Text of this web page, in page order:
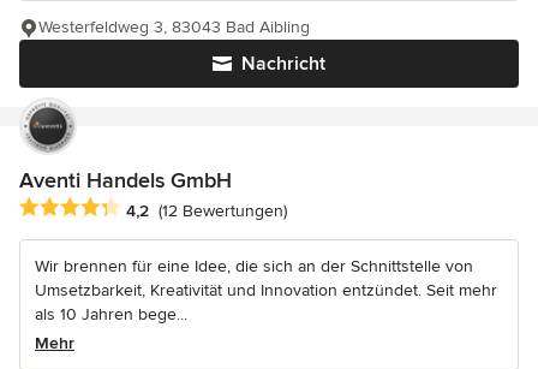
Nachricht
Westerfeldweg 3, 83043 Bad Aibling
Aventi Handels GmbH
Durchschnittliche Bewertung: 4.2 von 5 Sternen
4,2 (12 Bewertungen)
Wir brennen für eine Idee, die sich an der Schnittstelle von
Umsetzbarkeit, Kreativität und Innovation entzündet. Seit mehr
als 10 Jahren bege...
Mehr